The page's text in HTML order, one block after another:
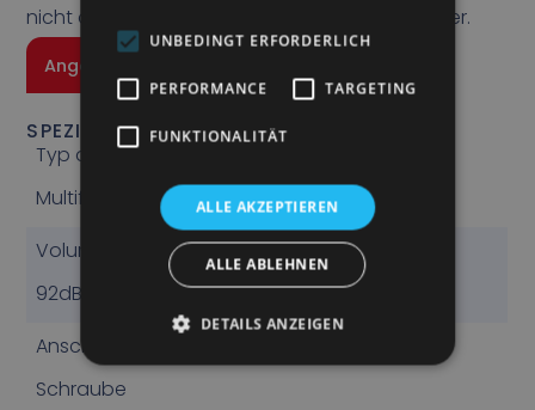
nicht anders angegeben, ohne Mehrwertsteuer.
Angebot anfragen
SPEZIFIKATIONEN
Typ des Geräusches
Multifrequenz (Rauschen)
Volumen
92dB
Anschluss
Schraube
UNBEDINGT ERFORDERLICH
PERFORMANCE TARGETING
FUNKTIONALITÄT
ALLE AKZEPTIEREN
ALLE ABLEHNEN
DETAILS ANZEIGEN